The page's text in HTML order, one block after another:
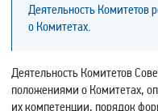
Деятельность Комитетов
о Комитетах.
Деятельность Комитетов
положениями о Комитетах,
их компетенции, порядок